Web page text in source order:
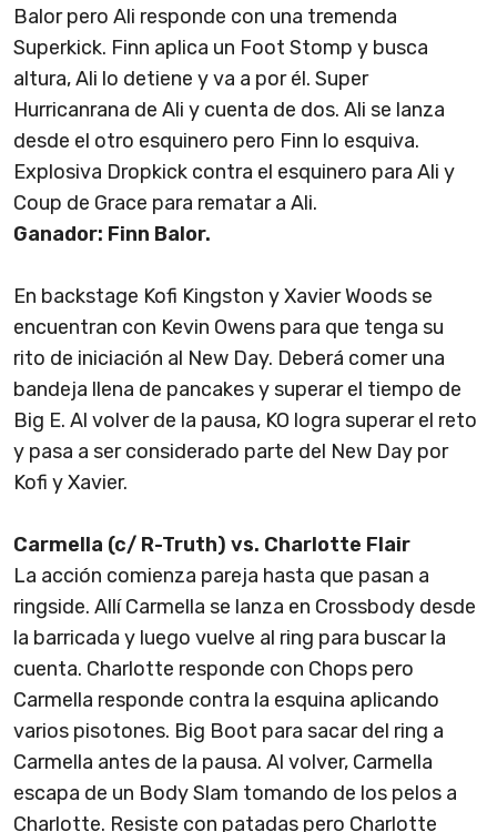
Balor pero Ali responde con una tremenda
Superkick. Finn aplica un Foot Stomp y busca
altura, Ali lo detiene y va a por él. Super
Hurricanrana de Ali y cuenta de dos. Ali se lanza
desde el otro esquinero pero Finn lo esquiva.
Explosiva Dropkick contra el esquinero para Ali y
Coup de Grace para rematar a Ali.
Ganador: Finn Balor.
En backstage Kofi Kingston y Xavier Woods se
encuentran con Kevin Owens para que tenga su
rito de iniciación al New Day. Deberá comer una
bandeja llena de pancakes y superar el tiempo de
Big E. Al volver de la pausa, KO logra superar el reto
y pasa a ser considerado parte del New Day por
Kofi y Xavier.
Carmella (c/ R-Truth) vs. Charlotte Flair
La acción comienza pareja hasta que pasan a
ringside. Allí Carmella se lanza en Crossbody desde
la barricada y luego vuelve al ring para buscar la
cuenta. Charlotte responde con Chops pero
Carmella responde contra la esquina aplicando
varios pisotones. Big Boot para sacar del ring a
Carmella antes de la pausa. Al volver, Carmella
escapa de un Body Slam tomando de los pelos a
Charlotte. Resiste con patadas pero Charlotte